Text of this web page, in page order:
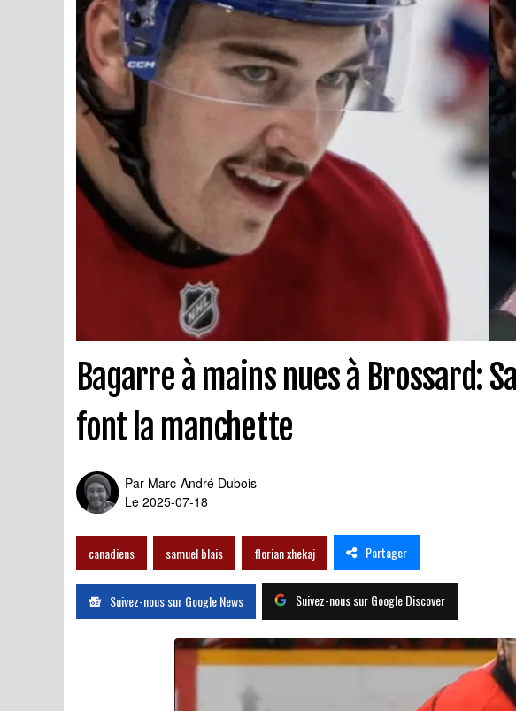
Bagarre à mains nues à Brossard:
font la manchette
Par Marc-André Dubois
Le 2025-07-18
canadiens samuel blais florian xhekaj Partager
Suivez-nous sur Google News Suivez-nous sur Google Discover